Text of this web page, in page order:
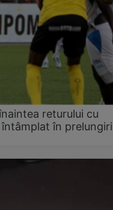
returului cu
în